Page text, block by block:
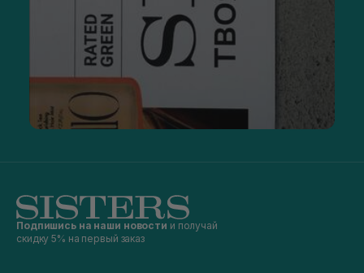
Подпишись на наши новости и получай
скидку 5% на первый заказ